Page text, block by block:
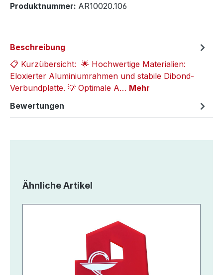
Produktnummer: AR10020.106
Beschreibung
📋 Kurzübersicht: 🌟 Hochwertige Materialien:
Eloxierter Aluminiumrahmen und stabile Dibond-
Verbundplatte. 💡 Optimale A… Mehr
Bewertungen
Produktgalerie überspringen
Ähnliche Artikel